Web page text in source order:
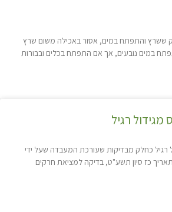
ששרץ והתפתח במים, אסור באכילה משום שרץ
במים נובעים, אך אם התפתח בכלים ובבורות
רגיל
רגיל כחלק מבדיקות שעורכת המעבדה שעל ידי
כז סיון תשע"ט, בדיקה למציאת חרקים